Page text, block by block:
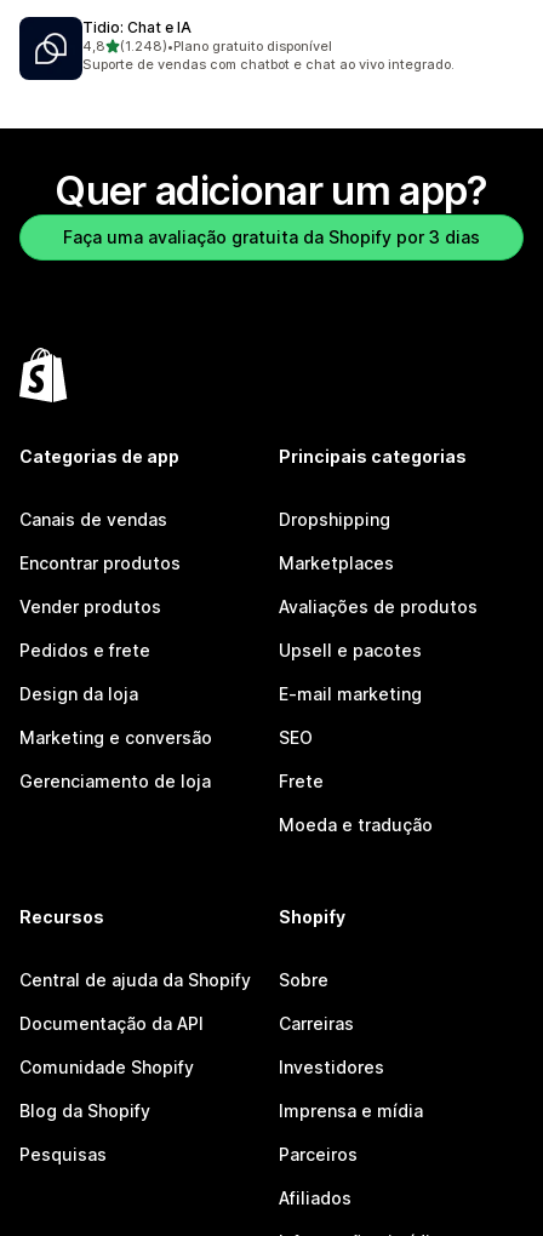
Tidio: Chat e IA
4,8de 5 estrelas
(1.248)
1248 avaliações ao todo
•Plano gratuito disponível
Suporte de vendas com chatbot e chat ao vivo integrado.
Quer adicionar um app?
Faça uma avaliação gratuita da Shopify por 3 dias
Categorias de app
Canais de vendas
Encontrar produtos
Vender produtos
Pedidos e frete
Design da loja
Marketing e conversão
Gerenciamento de loja
Principais categorias
Dropshipping
Marketplaces
Avaliações de produtos
Upsell e pacotes
E-mail marketing
SEO
Frete
Moeda e tradução
Recursos
Central de ajuda da Shopify
Documentação da API
Comunidade Shopify
Blog da Shopify
Pesquisas
Shopify
Sobre
Carreiras
Investidores
Imprensa e mídia
Parceiros
Afiliados